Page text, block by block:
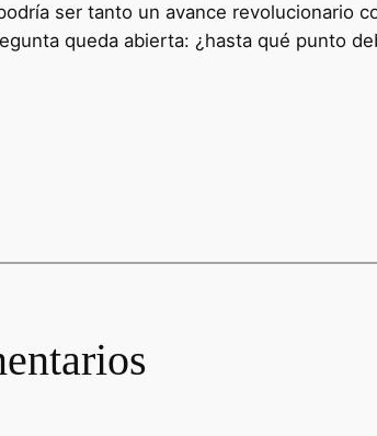
ser tanto un avance revolucionario
queda abierta: ¿hasta qué punto